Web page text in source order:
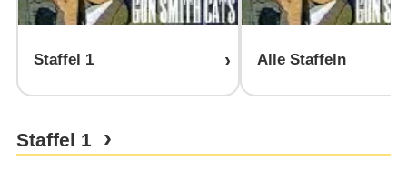
Staffel 1 Alle Staffeln
Staffel 1